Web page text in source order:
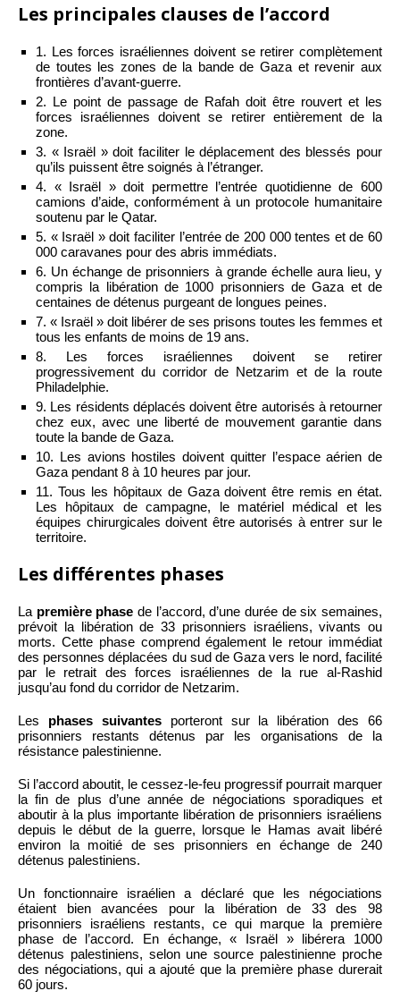
Les principales clauses de l’accord
1. Les forces israéliennes doivent se retirer complètement
de toutes les zones de la bande de Gaza et revenir aux
frontières d’avant-guerre.
2. Le point de passage de Rafah doit être rouvert et les
forces israéliennes doivent se retirer entièrement de la
zone.
3. « Israël » doit faciliter le déplacement des blessés pour
qu’ils puissent être soignés à l’étranger.
4. « Israël » doit permettre l’entrée quotidienne de 600
camions d’aide, conformément à un protocole humanitaire
soutenu par le Qatar.
5. « Israël » doit faciliter l’entrée de 200 000 tentes et de 60
000 caravanes pour des abris immédiats.
6. Un échange de prisonniers à grande échelle aura lieu, y
compris la libération de 1000 prisonniers de Gaza et de
centaines de détenus purgeant de longues peines.
7. « Israël » doit libérer de ses prisons toutes les femmes et
tous les enfants de moins de 19 ans.
8. Les forces israéliennes doivent se retirer
progressivement du corridor de Netzarim et de la route
Philadelphie.
9. Les résidents déplacés doivent être autorisés à retourner
chez eux, avec une liberté de mouvement garantie dans
toute la bande de Gaza.
10. Les avions hostiles doivent quitter l’espace aérien de
Gaza pendant 8 à 10 heures par jour.
11. Tous les hôpitaux de Gaza doivent être remis en état.
Les hôpitaux de campagne, le matériel médical et les
équipes chirurgicales doivent être autorisés à entrer sur le
territoire.
Les différentes phases
La première phase de l’accord, d’une durée de six semaines,
prévoit la libération de 33 prisonniers israéliens, vivants ou
morts. Cette phase comprend également le retour immédiat
des personnes déplacées du sud de Gaza vers le nord, facilité
par le retrait des forces israéliennes de la rue al-Rashid
jusqu’au fond du corridor de Netzarim.
Les phases suivantesporteront sur la libération des 66
prisonniers restants détenus par les organisations de la
résistance palestinienne.
Si l’accord aboutit, le cessez-le-feu progressif pourrait marquer
la fin de plus d’une année de négociations sporadiques et
aboutir à la plus importante libération de prisonniers israéliens
depuis le début de la guerre, lorsque le Hamas avait libéré
environ la moitié de ses prisonniers en échange de 240
détenus palestiniens.
Un fonctionnaire israélien a déclaré que les négociations
étaient bien avancées pour la libération de 33 des 98
prisonniers israéliens restants, ce qui marque la première
phase de l’accord. En échange, « Israël » libérera 1000
détenus palestiniens, selon une source palestinienne proche
des négociations, qui a ajouté que la première phase durerait
60 jours.